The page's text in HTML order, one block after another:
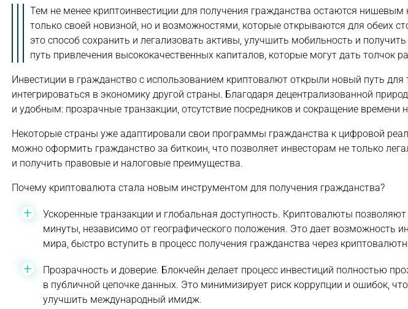
Тем не менее криптоинвестиции для получения гражданства остаются
только своей новизной, но и возможностями, которые открываются для обеих
это способ сохранить и легализовать активы, улучшить мобильность и
путь привлечения высококачественных капиталов, которые могут дать толчок
Инвестиции в гражданство с использованием криптовалют открыли новый путь для
интегрироваться в экономику другой страны. Благодаря децентрализованной
и удобным: прозрачные транзакции, отсутствие посредников и сокращение времени
Некоторые страны уже адаптировали свои программы гражданства к цифровой
можно оформить гражданство за биткоин, что позволяет инвесторам не только
и получить правовые и налоговые преимущества.
Почему криптовалюта стала новым инструментом для получения гражданства?
Ускоренные транзакции и глобальная доступность. Криптовалюты
минуты, независимо от географического положения. Это дает возможность
мира, быстро вступить в процесс получения гражданства через
Прозрачность и доверие. Блокчейн делает процесс инвестиций полностью
в публичной цепочке данных. Это минимизирует риск коррупции и ошибок,
улучшить международный имидж.